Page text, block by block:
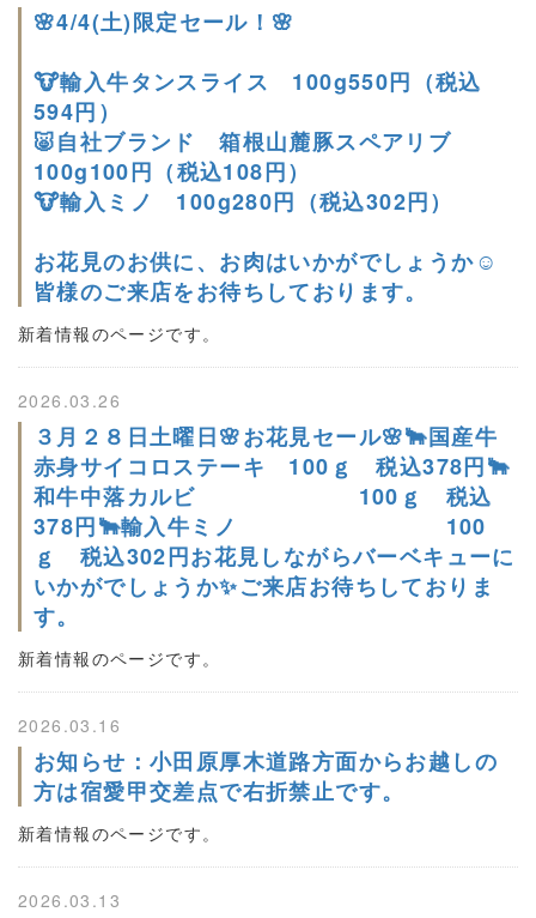
🌸4/4(土)限定セール！🌸
🐮輸入牛タンスライス 100g550円（税込
594円）
🐷自社ブランド 箱根山麓豚スペアリブ
100g100円（税込108円）
🐮輸入ミノ 100g280円（税込302円）
お花見のお供に、お肉はいかがでしょうか☺
皆様のご来店をお待ちしております。
新着情報のページです。
2026.03.26
３月２８日土曜日🌸お花見セール🌸🐂国産牛
赤身サイコロステーキ 100ｇ 税込378円🐂
和牛中落カルビ 100ｇ 税込
378円🐂輸入牛ミノ 100
ｇ 税込302円お花見しながらバーベキューに
いかがでしょうか✨ご来店お待ちしておりま
す。
新着情報のページです。
2026.03.16
お知らせ：小田原厚木道路方面からお越しの
方は宿愛甲交差点で右折禁止です。
新着情報のページです。
2026.03.13